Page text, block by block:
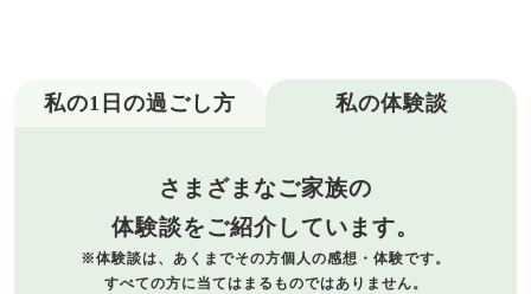
私の1日の過ごし方 私の体験談
さまざまなご家族の
体験談をご紹介しています。
※体験談は、あくまでその方個人の感想・体験です。
すべての方に当てはまるものではありません。